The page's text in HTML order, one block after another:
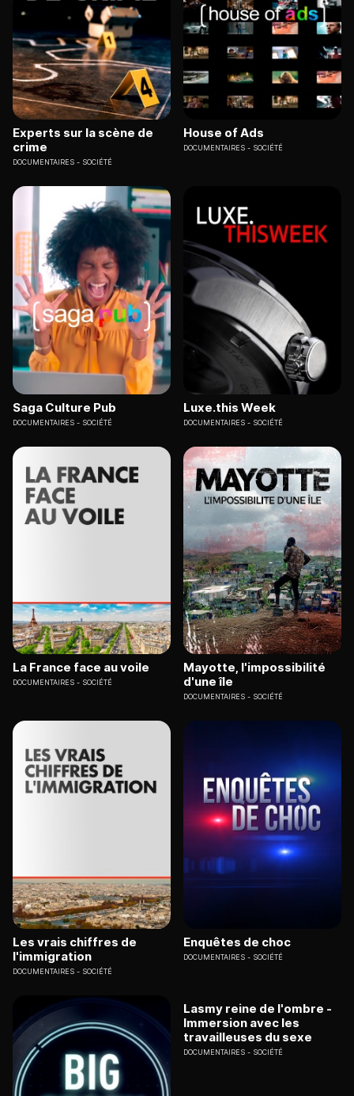
Experts sur la scène de
crime
DOCUMENTAIRES SOCIÉTÉ
House of Ads
DOCUMENTAIRES SOCIÉTÉ
Saga Culture Pub
DOCUMENTAIRES SOCIÉTÉ
Luxe.this Week
DOCUMENTAIRES SOCIÉTÉ
La France face au voile
DOCUMENTAIRES SOCIÉTÉ
Mayotte, l'impossibilité
d'une île
DOCUMENTAIRES SOCIÉTÉ
Les vrais chiffres de
l'immigration
DOCUMENTAIRES SOCIÉTÉ
Enquêtes de choc
DOCUMENTAIRES SOCIÉTÉ
Lasmy reine de l'ombre -
Immersion avec les
travailleuses du sexe
DOCUMENTAIRES SOCIÉTÉ